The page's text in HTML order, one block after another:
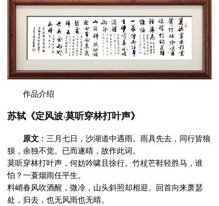
作品介绍
苏轼《定风波·莫听穿林打叶声》
原文 ‌：三月七日，沙湖道中遇雨。雨具先去，同行皆狼
狈，余独不觉。已而遂晴，故作此词。
莫听穿林打叶声，何妨吟啸且徐行。竹杖芒鞋轻胜马，谁
怕？一蓑烟雨任平生。
料峭春风吹酒醒，微冷，山头斜照却相迎。回首向来萧瑟
处，归去，也无风雨也无晴。